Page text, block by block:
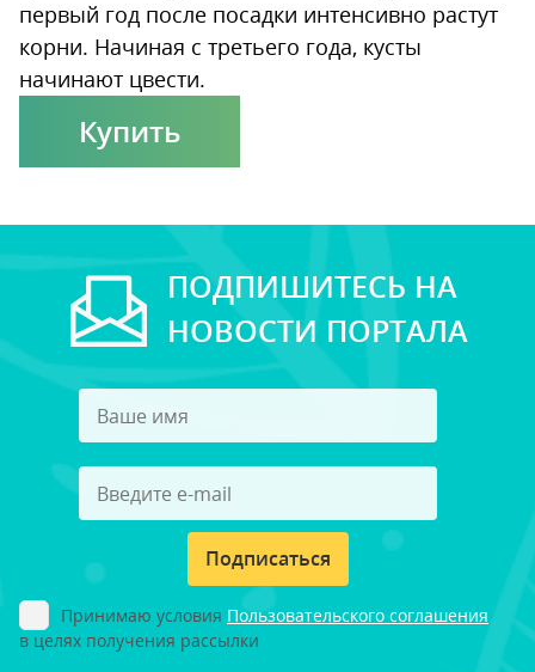
первый год после посадки интенсивно растут
корни. Начиная с третьего года, кусты
начинают цвести.
Купить
ПОДПИШИТЕСЬ НА
НОВОСТИ ПОРТАЛА
Подписаться
Принимаю условия Пользовательского соглашения
в целях получения рассылки